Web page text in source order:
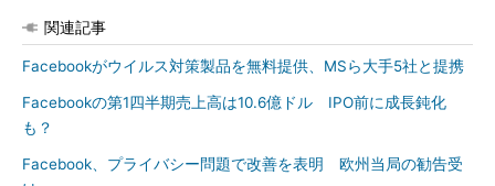
関連記事
Facebookがウイルス対策製品を無料提供、MSら大手5社と提携
Facebookの第1四半期売上高は10.6億ドル IPO前に成長鈍化
も？
Facebook、プライバシー問題で改善を表明 欧州当局の勧告受